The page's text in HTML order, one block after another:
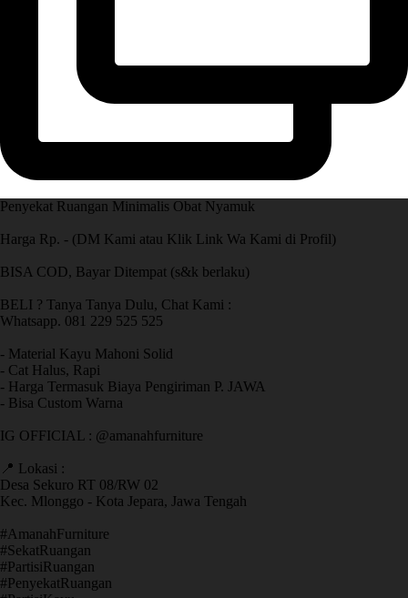
Penyekat Ruangan Minimalis Obat Nyamuk
Harga Rp. - (DM Kami atau Klik Link Wa Kami di Profil)
BISA COD, Bayar Ditempat (s&k berlaku)
BELI ? Tanya Tanya Dulu, Chat Kami :
Whatsapp. 081 229 525 525
- Material Kayu Mahoni Solid
- Cat Halus, Rapi
- Harga Termasuk Biaya Pengiriman P. JAWA
- Bisa Custom Warna
IG OFFICIAL : @amanahfurniture
📍 Lokasi :
Desa Sekuro RT 08/RW 02
Kec. Mlonggo - Kota Jepara, Jawa Tengah
​#AmanahFurniture
​#SekatRuangan
​#PartisiRuangan
​#PenyekatRuangan